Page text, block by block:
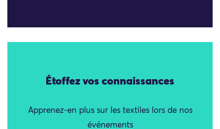
Étoffez vos connaissances
Apprenez-en plus sur les textiles lors de nos
événements